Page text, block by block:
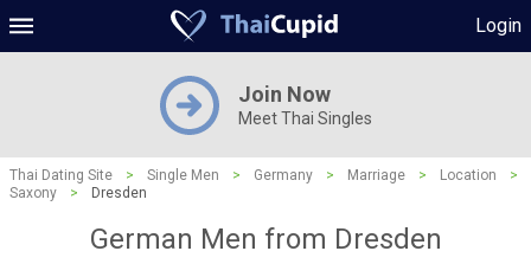
Login
Join Now
Meet Thai Singles
Thai Dating Site > Single Men > Germany > Marriage > Location
>
Saxony
> Dresden
German Men from Dresden